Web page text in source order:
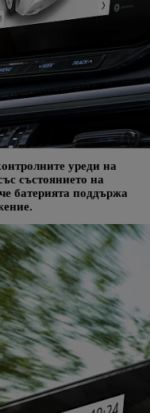
уреди на
състоянието на
батерията поддържа